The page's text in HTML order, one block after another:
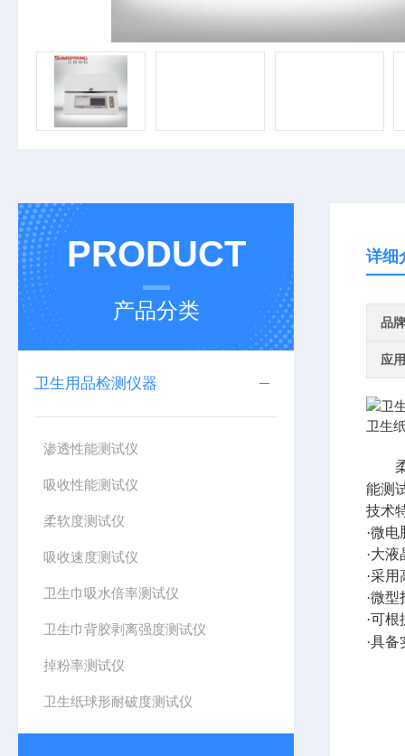
PRODUCT
产品分类
卫生用品检测仪器
渗透性能测试仪
吸收性能测试仪
柔软度测试仪
吸收速度测试仪
卫生巾吸水倍率测试仪
卫生巾背胶剥离强度测试仪
掉粉率测试仪
卫生纸球形耐破度测试仪
详细
品牌
应
卫生
能测
技术
·微
·大
·采
·微
·可
·具